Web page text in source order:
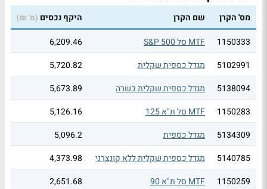
מס' הקרן שם הקרן היקף נכסים (מ' ₪)
1150333 MTF סל S&P 500
6,209.46
5102991
מגדל כספית שקלית
5,720.82
5138094
מגדל כספית שקלית כשרה
5,673.89
1150283
MTF סל ת"א 125
5,126.16
5134309
מגדל כספית
5,096.2
5140785
מגדל כספית שקלית ללא קונצרני
4,373.98
1150259
MTF סל ת"א 90 2,651.68